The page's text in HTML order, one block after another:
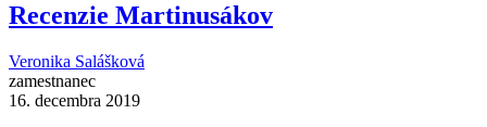
Recenzie Martinusákov
Veronika Salášková
zamestnanec
16. decembra 2019